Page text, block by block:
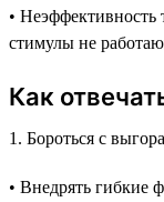
•
стимулы не
Как
1. Бороться с
• Внедрять гибкие